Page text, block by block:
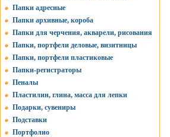
Папки адресные
Папки архивные, короба
Папки для черчения, акварели, рисования
Папки, портфели деловые, визитницы
Папки, портфели пластиковые
Папки-регистраторы
Пеналы
Пластилин, глина, масса для лепки
Подарки, сувениры
Подставки
Портфолио